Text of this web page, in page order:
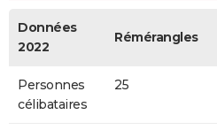
Données
2022
Rémérangles
Personnes
célibataires
25